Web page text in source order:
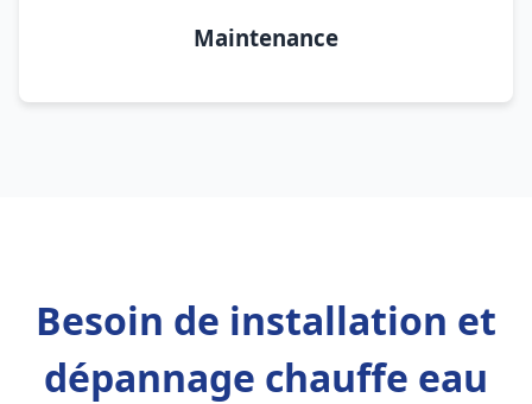
Maintenance
Besoin de installation et
dépannage chauffe eau